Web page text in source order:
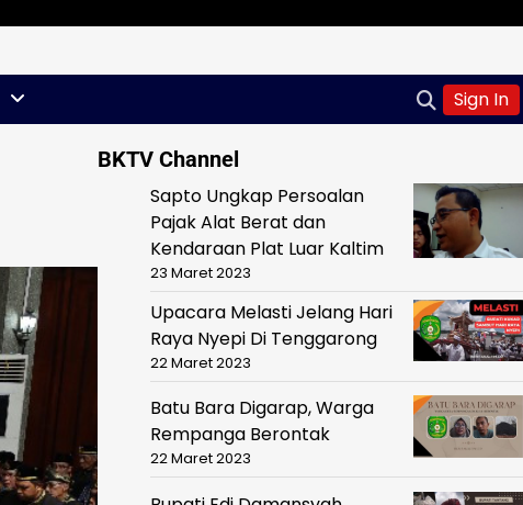
Sign In
BKTV Channel
Sapto Ungkap Persoalan
Pajak Alat Berat dan
Kendaraan Plat Luar Kaltim
23 Maret 2023
Upacara Melasti Jelang Hari
Raya Nyepi Di Tenggarong
22 Maret 2023
Batu Bara Digarap, Warga
Rempanga Berontak
22 Maret 2023